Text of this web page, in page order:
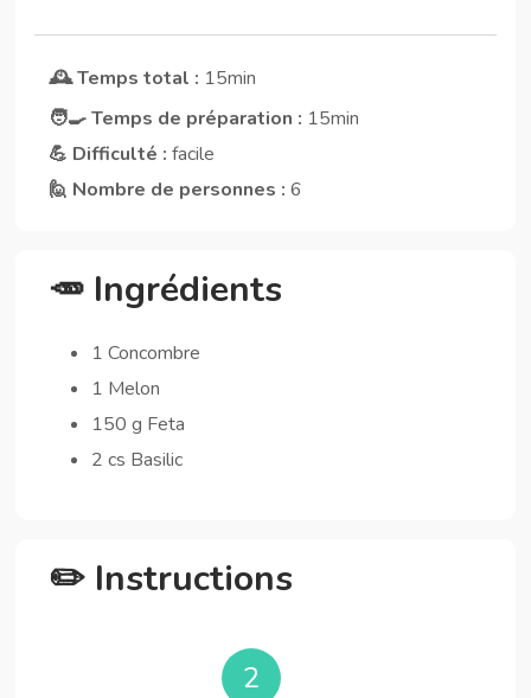
🕰️ Temps total : 15min
🧑‍🍳 Temps de préparation : 15min
💪 Difficulté : facile
🙋 Nombre de personnes : 6
🥕 Ingrédients
1 Concombre
1 Melon
150 g Feta
2 cs Basilic
✏️ Instructions
2